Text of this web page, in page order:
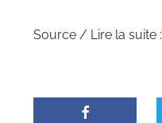
Source / Lire la suite :